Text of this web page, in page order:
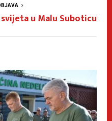
svijeta u Malu Suboticu